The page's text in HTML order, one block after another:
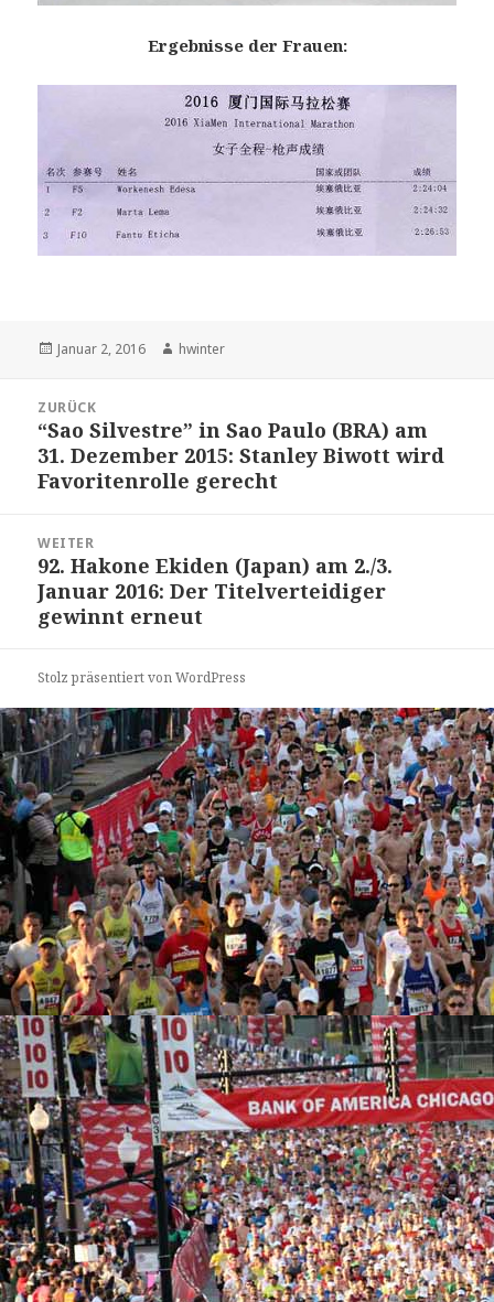
Ergebnisse der Frauen:
Veröffentlicht
Januar 2, 2016 Autor
hwinter
Navigation
ZURÜCK
Vorheriger
Beitrag:
“Sao Silvestre” in Sao Paulo (BRA) am
31. Dezember 2015: Stanley Biwott wird
Favoritenrolle gerecht
WEITER
Nächster
Beitrag:
92. Hakone Ekiden (Japan) am 2./3.
Januar 2016: Der Titelverteidiger
gewinnt erneut
Stolz präsentiert von WordPress